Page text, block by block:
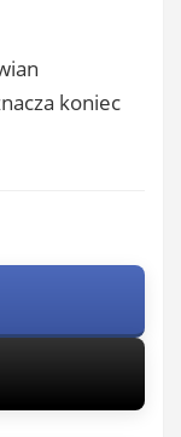
koniec